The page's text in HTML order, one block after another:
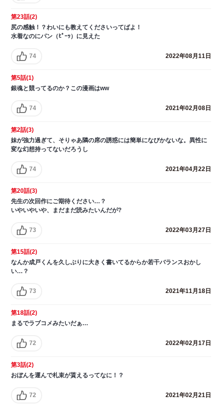
第23話(2)
尻の感触！？わいにも教えてくださいってばよ！
水着なのにパン（ﾋﾟｰｯ）に見えた
74 2022年08月11日
第5話(1)
銀魂と競ってるのか？この漫画はww
74 2021年02月08日
第2話(3)
妹が強力過ぎて、そりゃあ隣の席の誘惑には簡単になびかないな。異性に
変な幻想持ってないだろうし
74 2021年04月22日
第20話(3)
先生の次回作にご期待ください…？
いやいやいや、まだまだ読みたいんだが?
73 2022年03月27日
第15話(2)
なんか成戸くんを久しぶりに大きく書いてるからか若干バランスおかし
い…？
73 2021年11月18日
第18話(2)
まるでラブコメみたいだぁ…
72 2022年02月17日
第3話(2)
おぼんを運んで札束が貰えるってなに！？
72 2021年02月21日